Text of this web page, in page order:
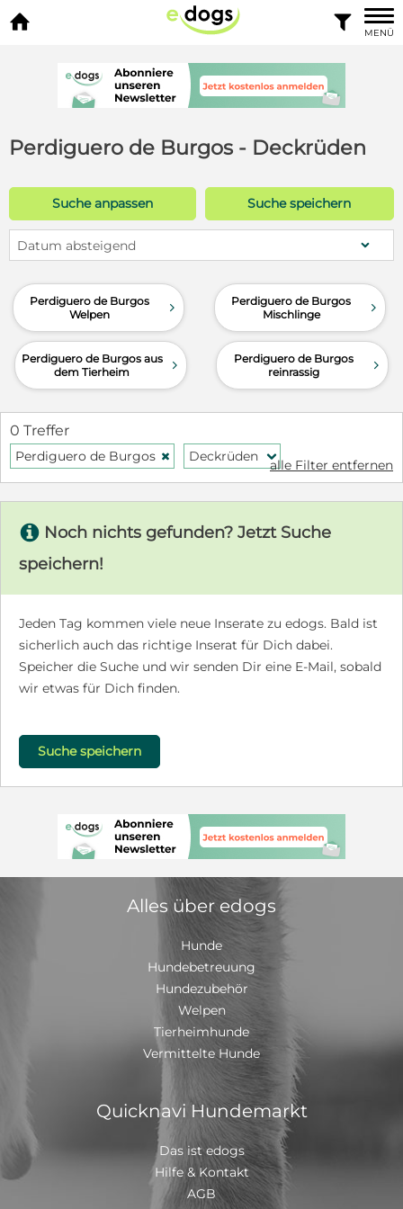
 
MENÜ
Perdiguero de Burgos - Deckrüden
Suche anpassen Suche speichern
Datum absteigend
Perdiguero de Burgos
Welpen
d
Perdiguero de Burgos
Mischlinge
d
Perdiguero de Burgos aus
dem Tierheim
d
Perdiguero de Burgos
reinrassig
d
0 Treffer
Perdiguero de Burgos H Deckrüden f
alle Filter entfernen
s Noch nichts gefunden? Jetzt Suche
speichern!
Jeden Tag kommen viele neue Inserate zu edogs. Bald ist
sicherlich auch das richtige Inserat für Dich dabei.
Speicher die Suche und wir senden Dir eine E-Mail, sobald
wir etwas für Dich finden.
Suche speichern
Alles über edogs
Hunde
Hundebetreuung
Hundezubehör
Welpen
Tierheimhunde
Vermittelte Hunde
Quicknavi Hundemarkt
Das ist edogs
Hilfe & Kontakt
AGB